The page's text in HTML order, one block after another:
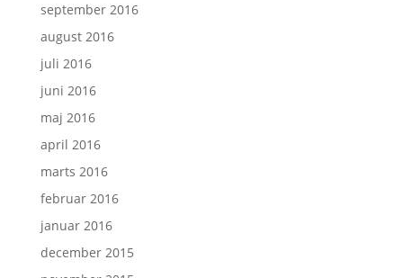
september 2016
august 2016
juli 2016
juni 2016
maj 2016
april 2016
marts 2016
februar 2016
januar 2016
december 2015